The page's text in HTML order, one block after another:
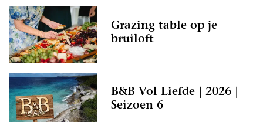
Grazing table op je
bruiloft
B&B Vol Liefde | 2026 |
Seizoen 6